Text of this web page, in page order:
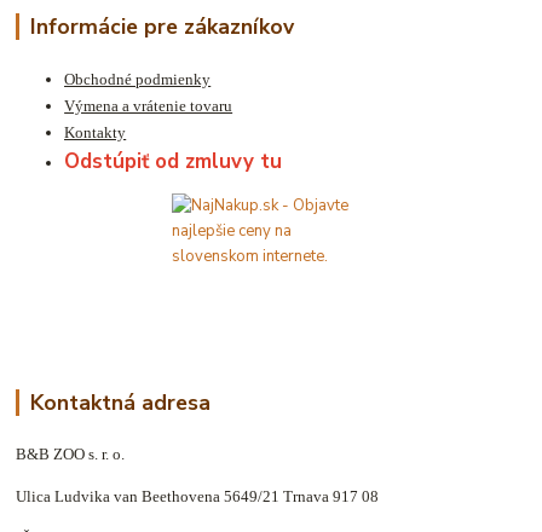
Informácie pre zákazníkov
Obchodné podmienky
Výmena a vrátenie tovaru
Kontakty
Odstúpiť od zmluvy tu
Kontaktná adresa
B&B ZOO s. r. o.
Ulica Ludvika van Beethovena 5649/21 Trnava 917 08